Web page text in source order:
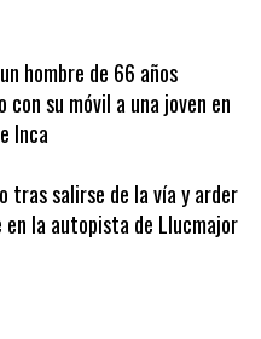
hombre de 66 años
con su móvil a una joven en
Inca
tras salirse de la vía y arder
en la autopista de Llucmajor